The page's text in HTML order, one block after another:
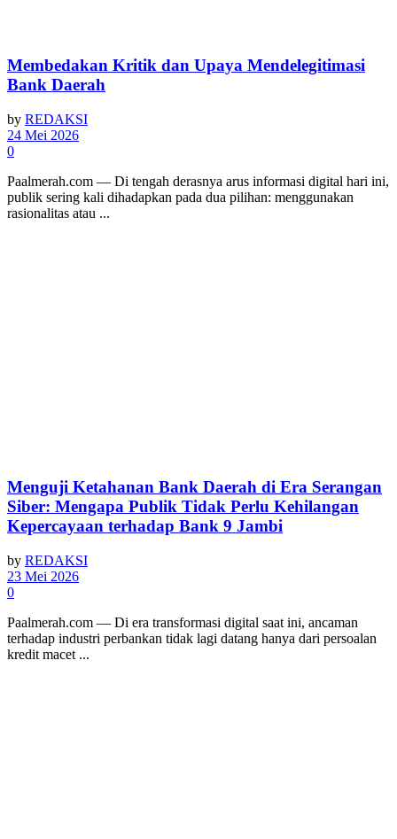
Membedakan Kritik dan Upaya Mendelegitimasi
Bank Daerah
by REDAKSI
24 Mei 2026
0
Paalmerah.com — Di tengah derasnya arus informasi digital hari ini,
publik sering kali dihadapkan pada dua pilihan: menggunakan
rasionalitas atau ...
Menguji Ketahanan Bank Daerah di Era Serangan
Siber: Mengapa Publik Tidak Perlu Kehilangan
Kepercayaan terhadap Bank 9 Jambi
by REDAKSI
23 Mei 2026
0
Paalmerah.com — Di era transformasi digital saat ini, ancaman
terhadap industri perbankan tidak lagi datang hanya dari persoalan
kredit macet ...